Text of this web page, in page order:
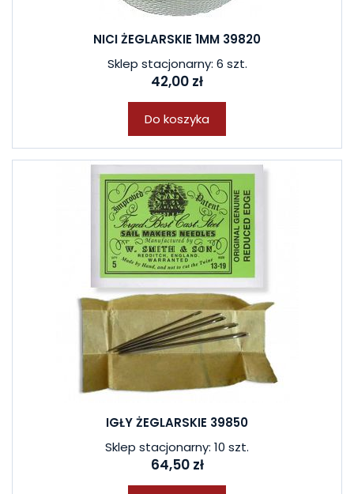
NICI ŻEGLARSKIE 1MM 39820
Sklep stacjonarny: 6 szt.
42,00 zł
Do koszyka
IGŁY ŻEGLARSKIE 39850
Sklep stacjonarny: 10 szt.
64,50 zł